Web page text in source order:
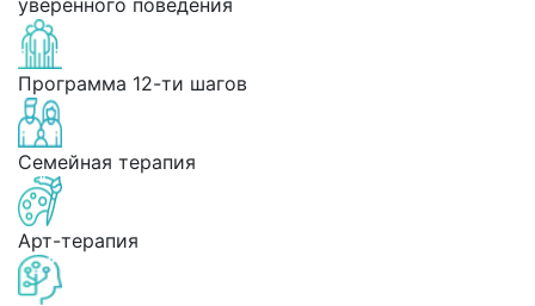
уверенного поведения
Программа 12-ти шагов
Семейная терапия
Арт-терапия